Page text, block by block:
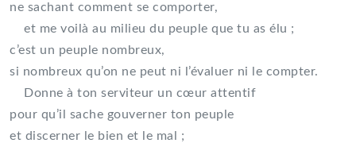
ne sachant comment se comporter,
et me voilà au milieu du peuple que tu as élu ;
c’est un peuple nombreux,
si nombreux qu’on ne peut ni l’évaluer ni le compter.
Donne à ton serviteur un cœur attentif
pour qu’il sache gouverner ton peuple
et discerner le bien et le mal ;